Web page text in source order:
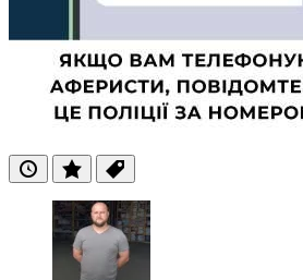
ОстанніПопулярні
Теги